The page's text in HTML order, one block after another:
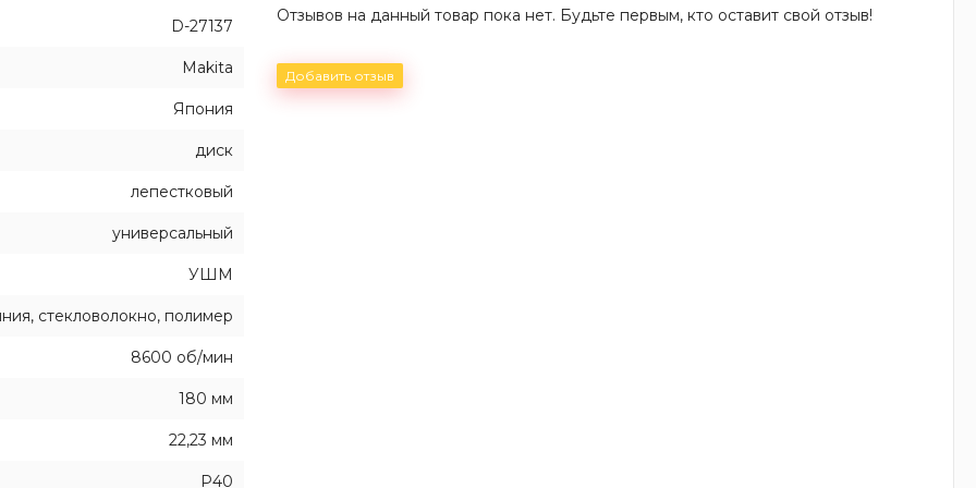
D-27137
Makita
Япония
диск
лепестковый
универсальный
УШМ
стекловолокно, полимер
8600 об/мин
180 мм
22,23 мм
P40
Отзывов на данный товар пока нет. Будьте первым, кто оставит свой отзыв!
Добавить отзыв